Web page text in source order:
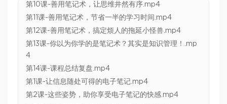
第10课-善用笔记术，让思维井然有序.mp4
第11课-善用笔记术，节省一半的学习时间.mp4
第12课-善用笔记术，搞定烦人的拖延小怪兽.mp4
第13课-你以为你学的是笔记术？其实是知识管理！.mp
4
第14课-课程总结复盘.mp4
第1课-让信息随处可得的电子笔记.mp4
第2课-这些姿势，助你享受电子笔记的快感.mp4